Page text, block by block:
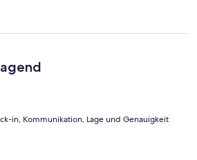
– man merkt sofort, dass
Wanderwege beginnen quasi vor
tolle Möglichkeit, die Umgebung zu
in die Umgebung ist die
Zudem gibt es einen Bahnhof in
Anbindung an die Region
sind ebenfalls schnell
sich problemlos mit allem versorgen
Ein weiterer Vorteil ist das Parken direkt
sehr praktisch, vor allem wenn man
in allem war unser Aufenthalt in der
in, Kommunikation, Lage und Genauigkeit